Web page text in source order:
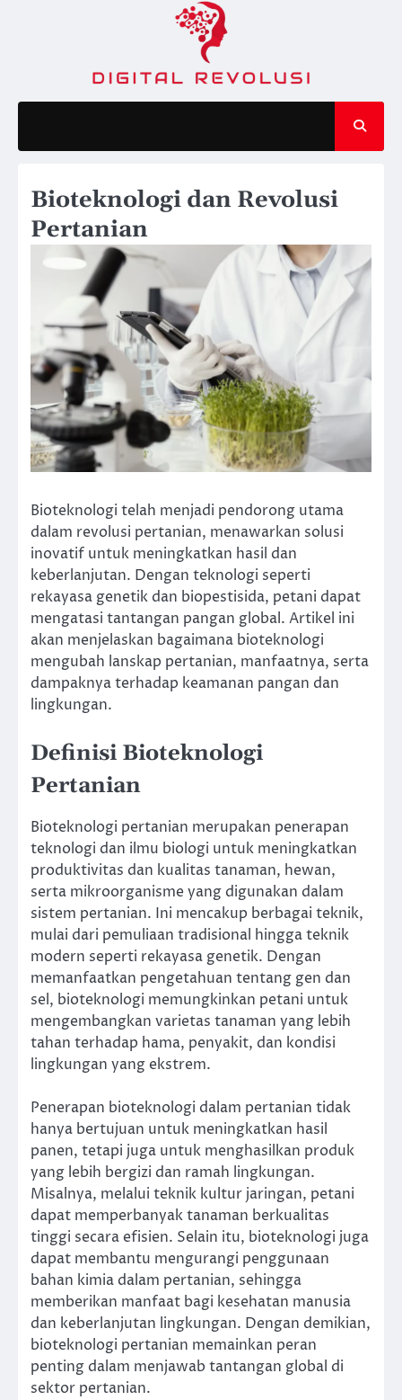
Bioteknologi dan Revolusi
Pertanian
Bioteknologi telah menjadi pendorong utama
dalam revolusi pertanian, menawarkan solusi
inovatif untuk meningkatkan hasil dan
keberlanjutan. Dengan teknologi seperti
rekayasa genetik dan biopestisida, petani dapat
mengatasi tantangan pangan global. Artikel ini
akan menjelaskan bagaimana bioteknologi
mengubah lanskap pertanian, manfaatnya, serta
dampaknya terhadap keamanan pangan dan
lingkungan.
Definisi Bioteknologi
Pertanian
Bioteknologi pertanian merupakan penerapan
teknologi dan ilmu biologi untuk meningkatkan
produktivitas dan kualitas tanaman, hewan,
serta mikroorganisme yang digunakan dalam
sistem pertanian. Ini mencakup berbagai teknik,
mulai dari pemuliaan tradisional hingga teknik
modern seperti rekayasa genetik. Dengan
memanfaatkan pengetahuan tentang gen dan
sel, bioteknologi memungkinkan petani untuk
mengembangkan varietas tanaman yang lebih
tahan terhadap hama, penyakit, dan kondisi
lingkungan yang ekstrem.
Penerapan bioteknologi dalam pertanian tidak
hanya bertujuan untuk meningkatkan hasil
panen, tetapi juga untuk menghasilkan produk
yang lebih bergizi dan ramah lingkungan.
Misalnya, melalui teknik kultur jaringan, petani
dapat memperbanyak tanaman berkualitas
tinggi secara efisien. Selain itu, bioteknologi juga
dapat membantu mengurangi penggunaan
bahan kimia dalam pertanian, sehingga
memberikan manfaat bagi kesehatan manusia
dan keberlanjutan lingkungan. Dengan demikian,
bioteknologi pertanian memainkan peran
penting dalam menjawab tantangan global di
sektor pertanian.